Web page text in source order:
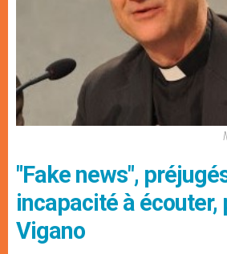
"Fake news",
incapacité à écouter,
Vigano